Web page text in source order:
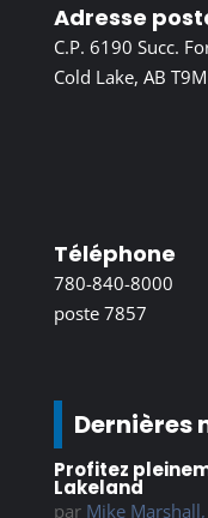
Adresse
C.P. 6190 Succ.
Cold Lake, AB
Téléphone
780-840-8000
poste 7857
Dernières
Profitez
Lakeland
par Mike